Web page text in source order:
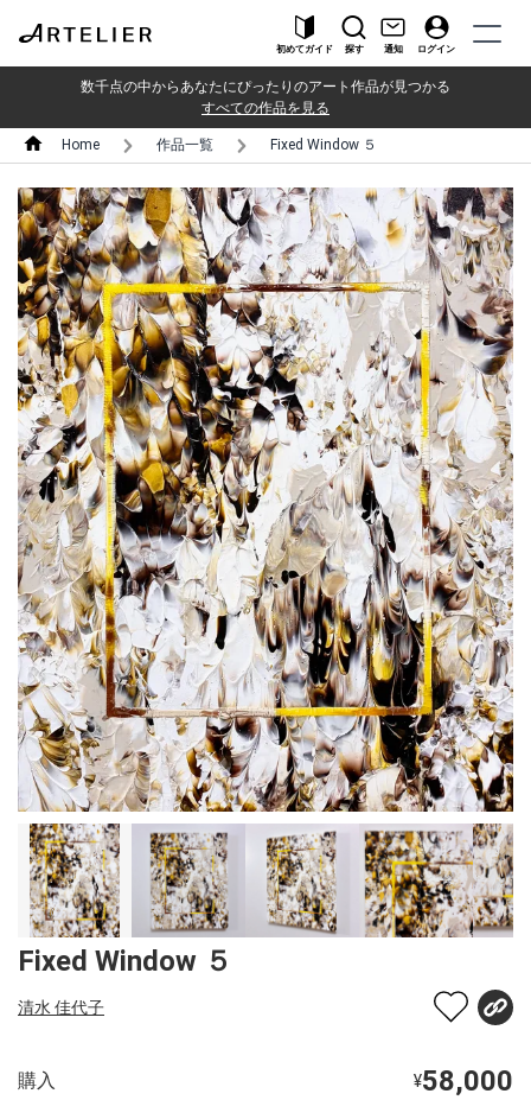
初めてガイド 探す 通知 ログイン
数千点の中からあなたにぴったりのアート作品が見つかる
すべての作品を見る
Home 作品一覧 Fixed Window ５
Fixed Window ５
清水 佳代子
購入 ¥58,000